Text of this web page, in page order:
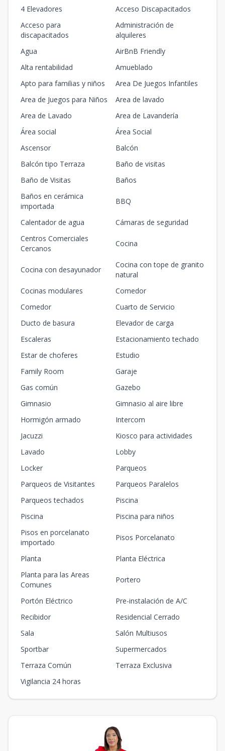
4 Elevadores
Acceso Discapacitados
Acceso para
discapacitados
Administración de
alquileres
Agua
AirBnB Friendly
Alta rentabilidad
Amueblado
Apto para familias y niños
Area De Juegos Infantiles
Area de Juegos para Niños
Area de lavado
Area de Lavado
Area de Lavandería
Área social
Área Social
Ascensor
Balcón
Balcón tipo Terraza
Baño de visitas
Baño de Visitas
Baños
Baños en cerámica
importada
BBQ
Calentador de agua
Cámaras de seguridad
Centros Comerciales
Cercanos
Cocina
Cocina con desayunador
Cocina con tope de granito
natural
Cocinas modulares
Comedor
Comedor
Cuarto de Servicio
Ducto de basura
Elevador de carga
Escaleras
Estacionamiento techado
Estar de choferes
Estudio
Family Room
Garaje
Gas común
Gazebo
Gimnasio
Gimnasio al aire libre
Hormigón armado
Intercom
Jacuzzi
Kiosco para actividades
Lavado
Lobby
Locker
Parqueos
Parqueos de Visitantes
Parqueos Paralelos
Parqueos techados
Piscina
Piscina
Piscina para niños
Pisos en porcelanato
importado
Pisos Porcelanato
Planta
Planta Eléctrica
Planta para las Areas
Comunes
Portero
Portón Eléctrico
Pre-instalación de A/C
Recibidor
Residencial Cerrado
Sala
Salón Multiusos
Sportbar
Supermercados
Terraza Común
Terraza Exclusiva
Vigilancia 24 horas